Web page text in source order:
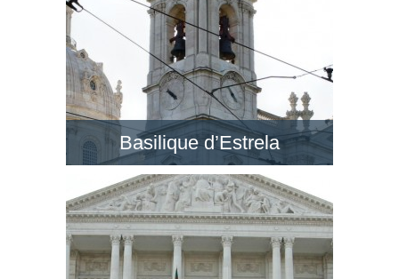
Basilique d’Estrela
Au quartier de Lapa, la Basilique d’Estrela est
un des grands monuments à Lisbonne. Visitez-
la et découvrez le paysage dans son belvédère
!